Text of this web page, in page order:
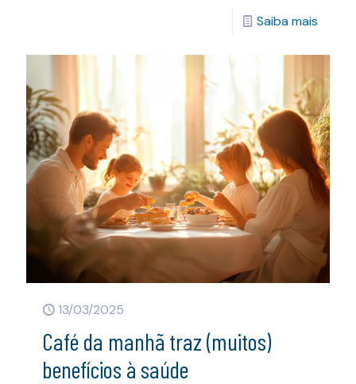
Saiba mais
13/03/2025
Café da manhã traz (muitos)
benefícios à saúde